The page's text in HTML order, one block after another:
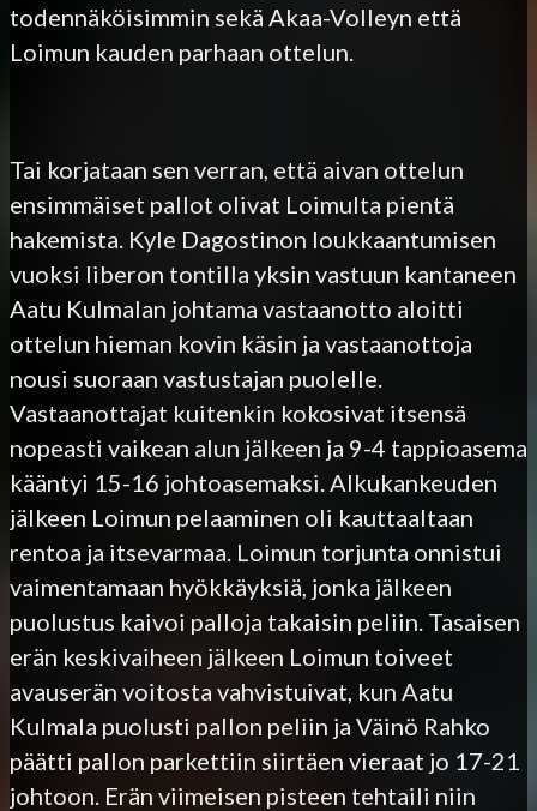
todennäköisimmin sekä Akaa-Volleyn että
Loimun kauden parhaan ottelun.
Tai korjataan sen verran, että aivan ottelun
ensimmäiset pallot olivat Loimulta pientä
hakemista. Kyle Dagostinon loukkaantumisen
vuoksi liberon tontilla yksin vastuun kantaneen
Aatu Kulmalan johtama vastaanotto aloitti
ottelun hieman kovin käsin ja vastaanottoja
nousi suoraan vastustajan puolelle.
Vastaanottajat kuitenkin kokosivat itsensä
nopeasti vaikean alun jälkeen ja 9-4 tappioasema
kääntyi 15-16 johtoasemaksi. Alkukankeuden
jälkeen Loimun pelaaminen oli kauttaaltaan
rentoa ja itsevarmaa. Loimun torjunta onnistui
vaimentamaan hyökkäyksiä, jonka jälkeen
puolustus kaivoi palloja takaisin peliin. Tasaisen
erän keskivaiheen jälkeen Loimun toiveet
avauserän voitosta vahvistuivat, kun Aatu
Kulmala puolusti pallon peliin ja Väinö Rahko
päätti pallon parkettiin siirtäen vieraat jo 17-21
johtoon. Erän viimeisen pisteen tehtaili niin